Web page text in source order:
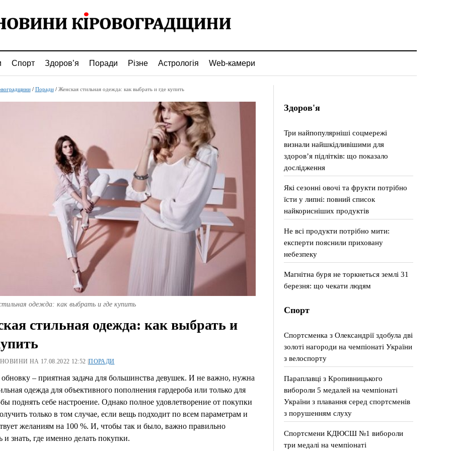
Спорт Здоров’я Поради Різне Астрологія Web-камери
/ Поради/ Женская стильная одежда: как выбрать и где купить
одежда: как выбрать и где купить
стильная одежда: как выбрать и
НОВИНИ НА 17.08.2022 12:52 |ПОРАДИ
– приятная задача для большинства девушек. И не важно, нужна
одежда для объективного пополнения гардероба или только для
поднять себе настроение. Однако полное удовлетворение от покупки
только в том случае, если вещь подходит по всем параметрам и
желаниям на 100 %. И, чтобы так и было, важно правильно
и знать, где именно делать покупки.
Здоров'я
Три найпопулярніші соцмережі
визнали найшкідливішими для
здоров’я підлітків: що показало
дослідження
Які сезонні овочі та фрукти потрібно
їсти у липні: повний список
найкорисніших продуктів
Не всі продукти потрібно мити:
експерти пояснили приховану
небезпеку
Магнітна буря не торкнеться землі 31
березня: що чекати людям
Спорт
Спортсменка з Олександрії здобула дві
золоті нагороди на чемпіонаті України
з велоспорту
Параплавці з Кропивницького
вибороли 5 медалей на чемпіонаті
України з плавання серед спортсменів
з порушенням слуху
Спортсмени КДЮСШ №1 вибороли
три медалі на чемпіонаті